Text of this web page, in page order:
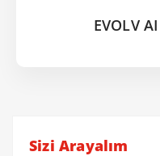
EVOLV
Sizi Arayalım